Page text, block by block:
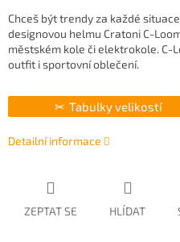
Chceš být trendy za každé
designovou helmu Cratoni C-
městském kole či elektrokole. C-
outfit i sportovní oblečení.
Tabulky velikostí
Detailní informace
ZEPTAT SE HLÍDAT